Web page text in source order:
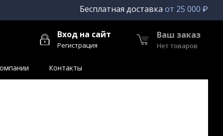
Бесплатная доставка от 25 000 ₽
Вход на сайт
Регистрация
Ваш заказ
Нет товаров
Контакты